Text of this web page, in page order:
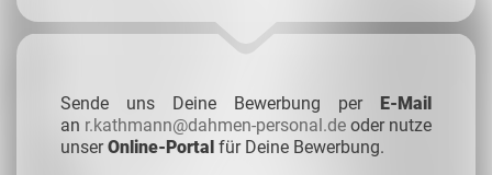
Sende uns Deine Bewerbung per E-Mail
an r.kathmann@dahmen-personal.de oder nutze
unserOnline-Portal für Deine Bewerbung.